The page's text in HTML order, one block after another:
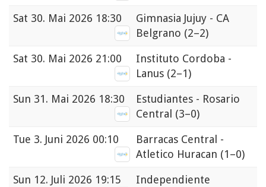
Sat 30. Mai 2026 18:30
Gimnasia Jujuy - CA
Belgrano (2–2)
Sat 30. Mai 2026 21:00
Instituto Cordoba -
Lanus (2–1)
Sun 31. Mai 2026 18:30
Estudiantes - Rosario
Central (3–0)
Tue 3. Juni 2026 00:10
Barracas Central -
Atletico Huracan (1–0)
Sun 12. Juli 2026 19:15
Independiente